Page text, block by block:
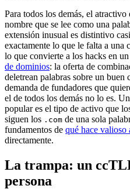
Para todos los demás, el
nombre que se lee como una
extensión inusual es distintivo
exactamente lo que le falta a una
lo que convierte a los hacks en
de dominios: la oferta de
deletrean palabras sobre un
demanda de fundadores que
el de todos los demás no lo es.
popular es el tipo de activo que
siguen los .com de una sola
fundamentos de qué hace
directamente.
La trampa: un
persona